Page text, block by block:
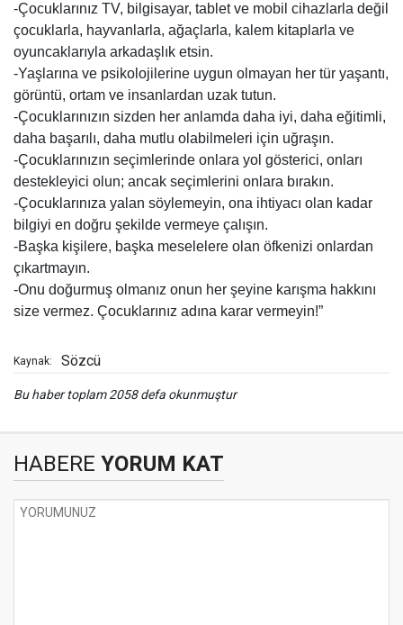
-Çocuklarınız TV, bilgisayar, tablet ve mobil cihazlarla değil
çocuklarla, hayvanlarla, ağaçlarla, kalem kitaplarla ve
oyuncaklarıyla arkadaşlık etsin.
-Yaşlarına ve psikolojilerine uygun olmayan her tür yaşantı,
görüntü, ortam ve insanlardan uzak tutun.
-Çocuklarınızın sizden her anlamda daha iyi, daha eğitimli,
daha başarılı, daha mutlu olabilmeleri için uğraşın.
-Çocuklarınızın seçimlerinde onlara yol gösterici, onları
destekleyici olun; ancak seçimlerini onlara bırakın.
-Çocuklarınıza yalan söylemeyin, ona ihtiyacı olan kadar
bilgiyi en doğru şekilde vermeye çalışın.
-Başka kişilere, başka meselelere olan öfkenizi onlardan
çıkartmayın.
-Onu doğurmuş olmanız onun her şeyine karışma hakkını
size vermez. Çocuklarınız adına karar vermeyin!”
Kaynak: Sözcü
Bu haber toplam 2058 defa okunmuştur
HABERE YORUM KAT